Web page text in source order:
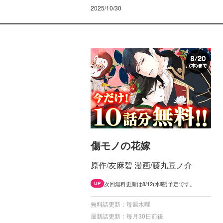
2025/10/30
傷モノの花嫁
原作/友麻碧 漫画/藤丸豆ノ介
UP 次回無料更新は8/12(水曜)予定です。
無料話更新：毎週水曜
最新話更新：毎月30日前後